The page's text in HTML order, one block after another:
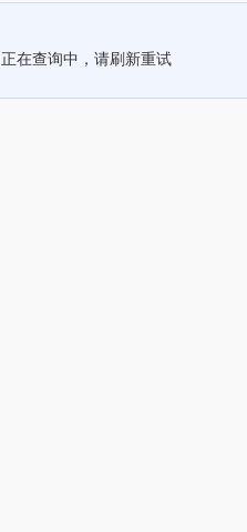
正在查询中，请刷新重试